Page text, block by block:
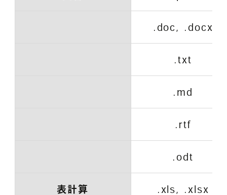
.doc, .docx
.txt
.md
.rtf
.odt
表計算 .xls, .xlsx